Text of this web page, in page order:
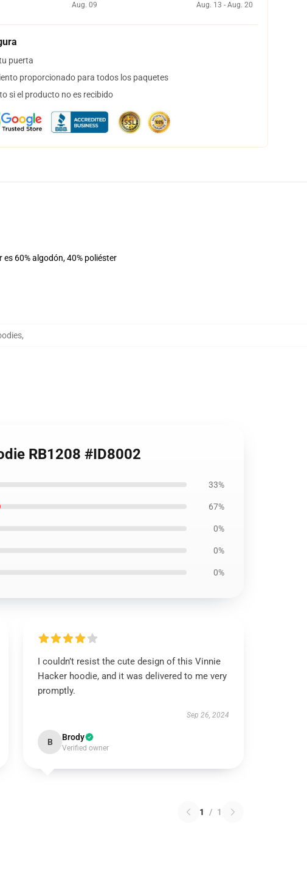
Aug. 09
Aug. 13 - Aug. 20
puerta
proporcionado para todos los paquetes
si el producto no es recibido
60% algodón, 40% poliéster
,
RB1208 #ID8002
33%
67%
0%
0%
0%
I couldn’t resist the cute design of this Vinnie
Hacker hoodie, and it was delivered to me very
promptly.
Sep 26, 2024
B Brody
Verified owner
1 / 1